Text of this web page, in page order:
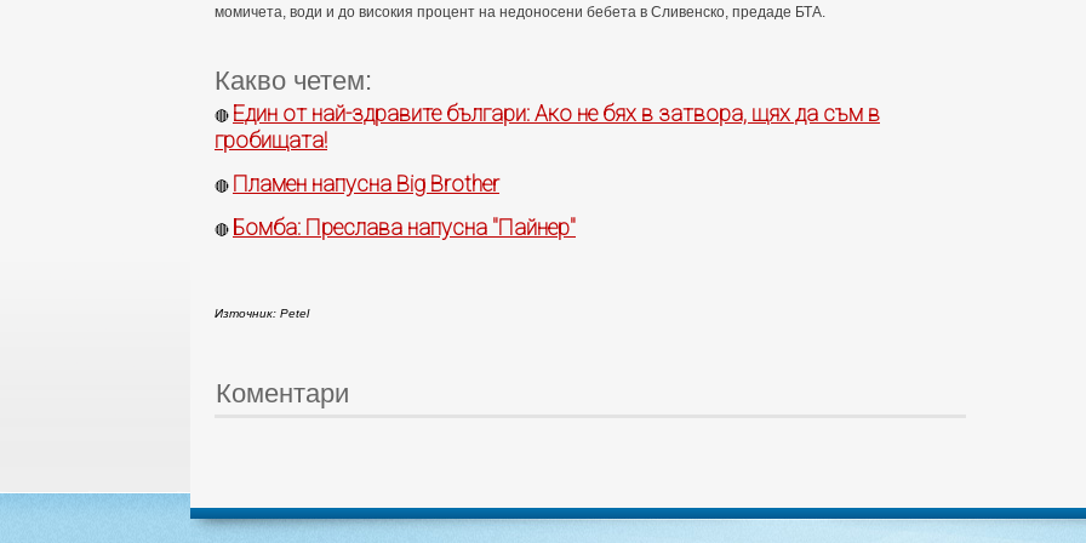
момичета, води и до високия процент на недоносени бебета в Сливенско, предаде БТА.
Какво четем:
🔴 Един от най-здравите българи: Ако не бях в затвора, щях да съм в
гробищата!
🔴 Пламен напусна Big Brother
🔴 Бомба: Преслава напусна "Пайнер"
Източник: Petel
Коментари